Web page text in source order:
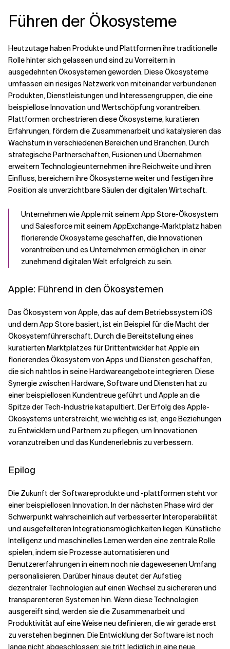
Führen der Ökosysteme
Heutzutage haben Produkte und Plattformen ihre traditionelle
Rolle hinter sich gelassen und sind zu Vorreitern in
ausgedehnten Ökosystemen geworden. Diese Ökosysteme
umfassen ein riesiges Netzwerk von miteinander verbundenen
Produkten, Dienstleistungen und Interessengruppen, die eine
beispiellose Innovation und Wertschöpfung vorantreiben.
Plattformen orchestrieren diese Ökosysteme, kuratieren
Erfahrungen, fördern die Zusammenarbeit und katalysieren das
Wachstum in verschiedenen Bereichen und Branchen. Durch
strategische Partnerschaften, Fusionen und Übernahmen
erweitern Technologieunternehmen ihre Reichweite und ihren
Einfluss, bereichern ihre Ökosysteme weiter und festigen ihre
Position als unverzichtbare Säulen der digitalen Wirtschaft.
Unternehmen wie Apple mit seinem App Store-Ökosystem
und Salesforce mit seinem AppExchange-Marktplatz haben
florierende Ökosysteme geschaffen, die Innovationen
vorantreiben und es Unternehmen ermöglichen, in einer
zunehmend digitalen Welt erfolgreich zu sein.
Apple: Führend in den Ökosystemen
Das Ökosystem von Apple, das auf dem Betriebssystem iOS
und dem App Store basiert, ist ein Beispiel für die Macht der
Ökosystemführerschaft. Durch die Bereitstellung eines
kuratierten Marktplatzes für Drittentwickler hat Apple ein
florierendes Ökosystem von Apps und Diensten geschaffen,
die sich nahtlos in seine Hardwareangebote integrieren. Diese
Synergie zwischen Hardware, Software und Diensten hat zu
einer beispiellosen Kundentreue geführt und Apple an die
Spitze der Tech-Industrie katapultiert. Der Erfolg des Apple-
Ökosystems unterstreicht, wie wichtig es ist, enge Beziehungen
zu Entwicklern und Partnern zu pflegen, um Innovationen
voranzutreiben und das Kundenerlebnis zu verbessern.
Epilog
Die Zukunft der Softwareprodukte und -plattformen steht vor
einer beispiellosen Innovation. In der nächsten Phase wird der
Schwerpunkt wahrscheinlich auf verbesserter Interoperabilität
und ausgefeilteren Integrationsmöglichkeiten liegen. Künstliche
Intelligenz und maschinelles Lernen werden eine zentrale Rolle
spielen, indem sie Prozesse automatisieren und
Benutzererfahrungen in einem noch nie dagewesenen Umfang
personalisieren. Darüber hinaus deutet der Aufstieg
dezentraler Technologien auf einen Wechsel zu sichereren und
transparenteren Systemen hin. Wenn diese Technologien
ausgereift sind, werden sie die Zusammenarbeit und
Produktivität auf eine Weise neu definieren, die wir gerade erst
zu verstehen beginnen. Die Entwicklung der Software ist noch
lange nicht abgeschlossen; sie tritt lediglich in eine neue,